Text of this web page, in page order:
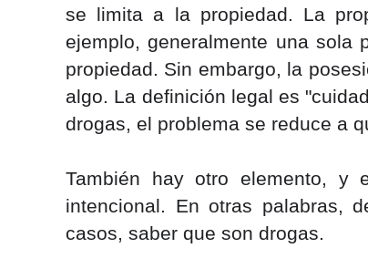
se limita a la propiedad. La
ejemplo, generalmente una sola
propiedad. Sin embargo, la
algo. La definición legal es
drogas, el problema se reduce a
También hay otro elemento,
intencional. En otras palabras,
casos, saber que son drogas.